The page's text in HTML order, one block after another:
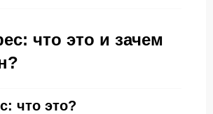
что это и зачем
что это?